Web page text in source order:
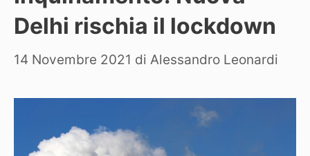
Delhi rischia il lockdown
14 Novembre 2021 di Alessandro Leonardi